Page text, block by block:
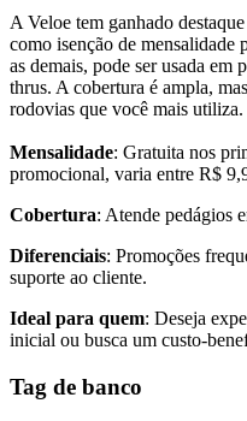
A Veloe tem ganhado
como isenção de
as demais, pode ser usada em
thrus. A cobertura é ampla,
rodovias que você mais utiliza.
Mensalidade: Gratuita nos
promocional, varia entre R$
Cobertura: Atende pedágios
Diferenciais: Promoções
suporte ao cliente.
Ideal para quem: Deseja
inicial ou busca um custo-
Tag de banco